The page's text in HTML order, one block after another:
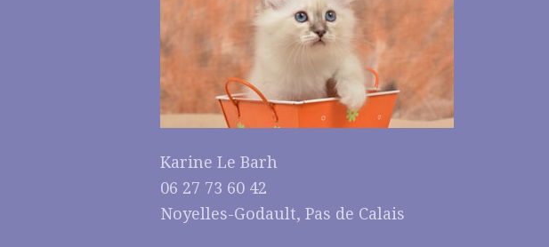
Karine Le Barh
06 27 73 60 42
Noyelles-Godault, Pas de Calais